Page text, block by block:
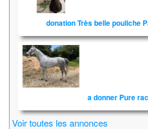
donation Très belle pouliche
a donner Pure
Voir toutes les annonces